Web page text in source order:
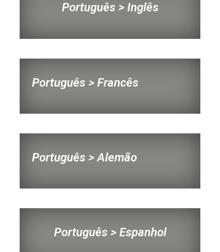
Português > Inglês
Português > Francês
Português > Alemão
Português > Espanhol